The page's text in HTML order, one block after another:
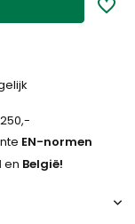
EN-normen
en België!